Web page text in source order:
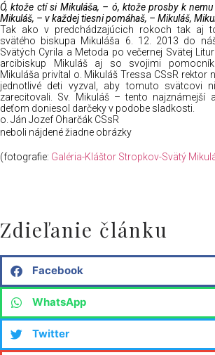
Ó, ktože ctí si Mikuláša, – ó, ktože prosby k
Mikuláš, – v každej tiesni pomáhaš, – Mikuláš,
Tak ako v predchádzajúcich rokoch tak aj
svätého biskupa Mikuláša 6. 12. 2013 do
Svätých Cyrila a Metoda po večernej Svätej
arcibiskup Mikuláš aj so svojimi
Mikuláša privítal o. Mikuláš Tressa CSsR rektor
jednotlivé deti vyzval, aby tomuto svätcovi
zarecitovali. Sv. Mikuláš – tento najznámejší
deťom doniesol darčeky v podobe sladkosti.
o. Ján Jozef Oharčák CSsR
neboli nájdené žiadne obrázky
(fotografie: Galéria-Kláštor Stropkov-Svätý
Zdieľanie článku
Facebook
WhatsApp
Twitter